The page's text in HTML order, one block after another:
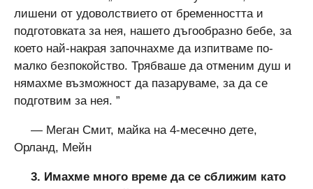
лишени от удоволствието от бременността и
подготовката за нея, нашето дъгообразно бебе, за
което най-накрая започнахме да изпитваме по-
малко безпокойство. Трябваше да отменим душ и
нямахме възможност да пазаруваме, за да се
подготвим за нея. ”
— Меган Смит, майка на 4-месечно дете,
Орланд, Мейн
3. Имахме много време да се сближим като